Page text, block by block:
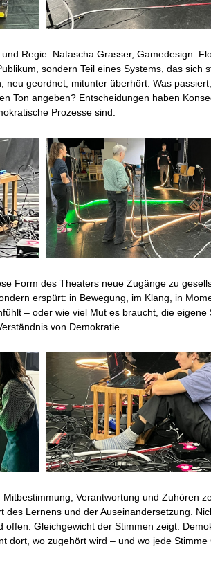
Regie: Natascha Grasser, Gamedesign:
sondern Teil eines Systems, das sich
neu geordnet, mitunter überhört. Was
Ton angeben? Entscheidungen haben
Prozesse sind.
Form des Theaters neue Zugänge zu
erspürt: in Bewegung, im Klang, in
– oder wie viel Mut es braucht, die eigene
von Demokratie.
Verantwortung und Zuhören
des Lernens und der Auseinandersetzung.
offen. Gleichgewicht der Stimmen zeigt:
dort, wo zugehört wird – und wo jede Stimme